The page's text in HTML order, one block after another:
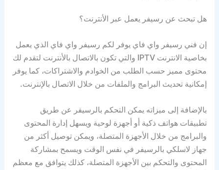
هل تبحث عن رسيفر يعمل عبر الأنترنت؟
إن فني رسيفر واي فاي يوفر لكم رسيفر واي فاي الذي يعمل
بخاصية الانترنت IPTV والتي تكون بالاتصال بالأنترنت لتقدم لك
محتوى مميز حسب الطلب من الخوادم والاشتراكات، كما يوفر
إمكانية تحديث البرامج والملفات من خلال الاتصال بالإنترنت.
بالإضافة إلى ميزاته يمكن التحكم بالرسيفر عن طريق
تطبيقات هواتف ذكية أو أجهزة لوحية ويسهل إدارة المحتوى
والبرامج من خلال الأجهزة المتصلة، ويمكن توصيل أكثر من
جهاز لاسلكي بالرسيفر في نفس الوقت ويسمح بمشاركة
المحتوى والتحكم بين الأجهزة المتصلة، كذلك يتوافق مع معظم